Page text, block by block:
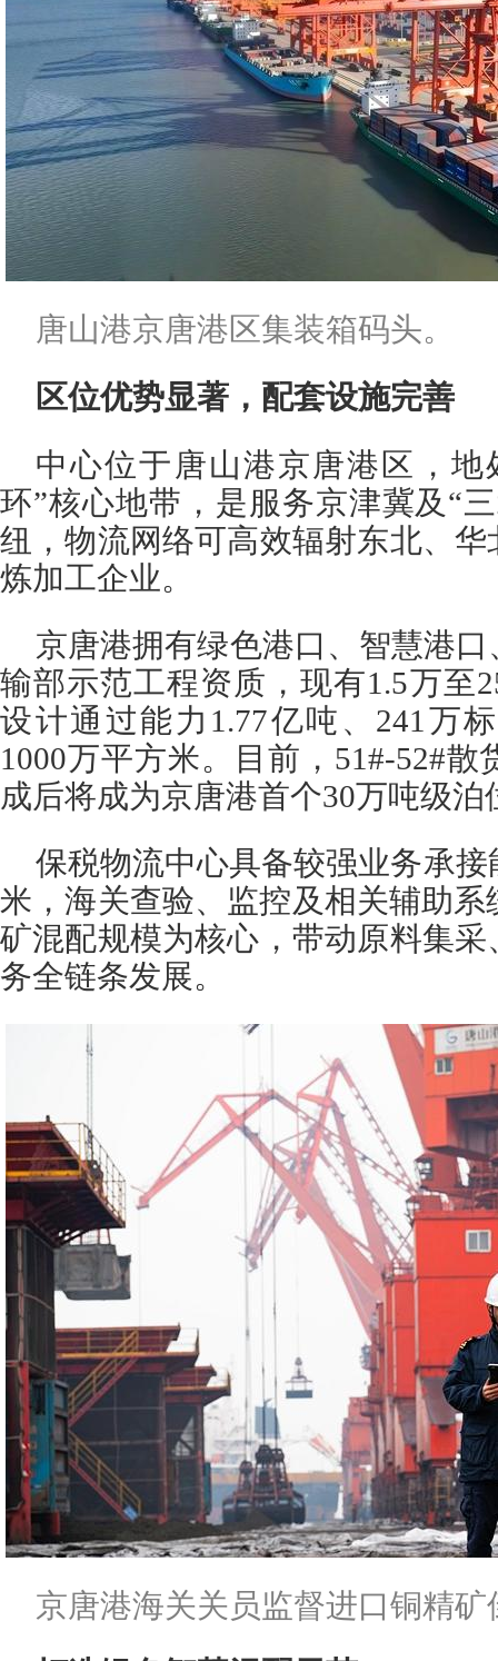
唐山港京唐港区集装箱码头。
区位优势显著，配套设施完善
中心位于唐山港京唐港区，地
环”核心地带，是服务京津冀及“
纽，物流网络可高效辐射东北、
炼加工企业。
京唐港拥有绿色港口、智慧港
输部示范工程资质，现有1.5万至
设计通过能力1.77亿吨、241万
1000万平方米。目前，51#-52#
成后将成为京唐港首个30万吨级泊
保税物流中心具备较强业务承
米，海关查验、监控及相关辅助
矿混配规模为核心，带动原料集
务全链条发展。
京唐港海关关员监督进口铜精矿